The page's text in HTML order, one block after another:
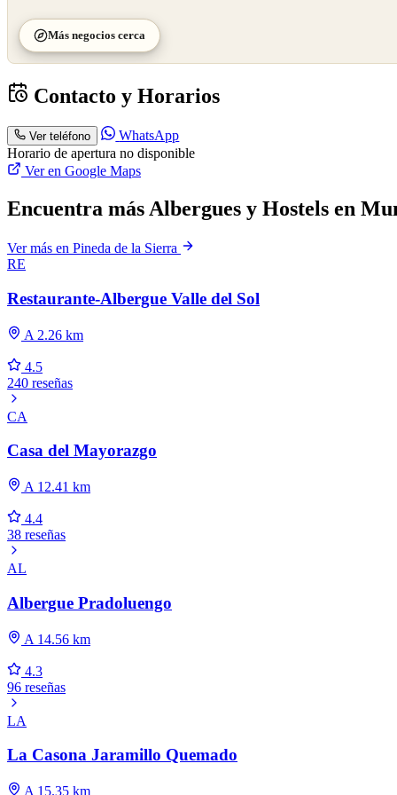
Más negocios cerca
Contacto y Horarios
Ver teléfono
WhatsApp
Horario de apertura no disponible
Ver en Google Maps
Encuentra más Albergues y Hostels en
Ver más en Pineda de la Sierra
RE
Restaurante-Albergue Valle del Sol
A 2.26 km
4.5
240 reseñas
CA
Casa del Mayorazgo
A 12.41 km
4.4
38 reseñas
AL
Albergue Pradoluengo
A 14.56 km
4.3
96 reseñas
LA
La Casona Jaramillo Quemado
A 15.35 km